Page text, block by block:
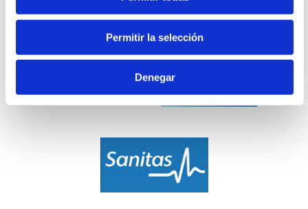
Permitir la selección
Denegar